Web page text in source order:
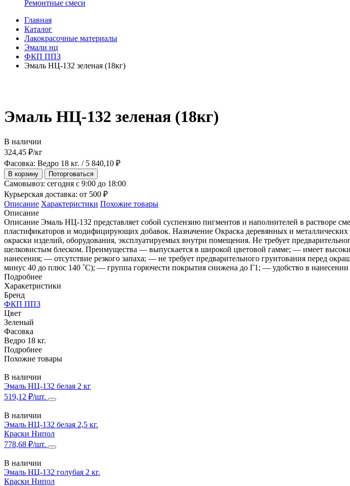
Ремонтные смеси
Главная
Каталог
Лакокрасочные материалы
Эмали нц
ФКП ППЗ
Эмаль НЦ-132 зеленая (18кг)
Эмаль НЦ-132 зеленая (18кг)
В наличии
324,45 ₽/кг
Фасовка: Ведро 18 кг. / 5 840,10 ₽
В корзину Поторговаться
Самовывоз: сегодня с 9:00 до 18:00
Курьерская доставка: от 500 ₽
Описание Характеристики Похожие товары
Описание
Описание Эмаль НЦ-132 представляет собой суспензию пигментов и наполнителей в растворе
пластификаторов и модифицирующих добавок. Назначение Окраска деревянных и
окраски изделий, оборудования, эксплуатируемых внутри помещения. Не требует
шелковистым блеском. Преимущества — выпускается в широкой цветовой гамме; — имеет
нанесения; — отсутствие резкого запаха; — не требует предварительного грунтования перед
минус 40 до плюс 140 ˚С); — группа горючести покрытия снижена до Г1; — удобство в
Подробнее
Харакетристики
Бренд
ФКП ППЗ
Цвет
Зеленый
Фасовка
Ведро 18 кг.
Подробнее
Похожие товары
В наличии
Эмаль НЦ-132 белая 2 кг
519,12 ₽/шт.
В наличии
Эмаль НЦ-132 белая 2,5 кг.
Краски Нипол
778,68 ₽/шт.
В наличии
Эмаль НЦ-132 голубая 2 кг.
Краски Нипол